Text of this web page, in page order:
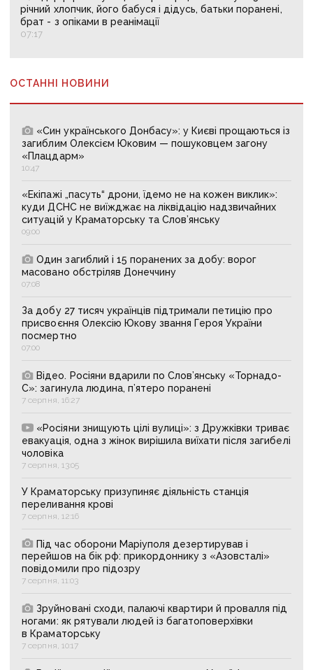
річний хлопчик, його бабуся і дідусь, батьки поранені,
брат - з опіками в реанімації
07:17
ОСТАННІ НОВИНИ
«Син українського Донбасу»: у Києві прощаються із
загиблим Олексієм Юковим — пошуковцем загону
«Плацдарм»
10:47
«Екіпажі „пасуть“ дрони, їдемо не на кожен виклик»:
куди ДСНС не виїжджає на ліквідацію надзвичайних
ситуацій у Краматорську та Слов’янську
09:00
Один загиблий і 15 поранених за добу: ворог
масовано обстріляв Донеччину
07:08
За добу 27 тисяч українців підтримали петицію про
присвоєння Олексію Юкову звання Героя України
посмертно
07:00
Відео. Росіяни вдарили по Слов’янську «Торнадо-
С»: загинула людина, п’ятеро поранені
7 серпня, 16:27
«Росіяни знищують цілі вулиці»: з Дружківки триває
евакуація, одна з жінок вирішила виїхати після загибелі
чоловіка
7 серпня, 13:05
У Краматорську призупиняє діяльність станція
переливання крові
7 серпня, 12:16
Під час оборони Маріуполя дезертирував і
перейшов на бік рф: прикордоннику з «Азовсталі»
повідомили про підозру
7 серпня, 11:03
Зруйновані сходи, палаючі квартири й провалля під
ногами: як рятували людей із багатоповерхівки
в Краматорську
7 серпня, 10:17